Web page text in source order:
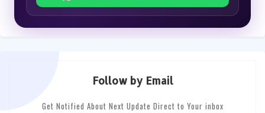
Follow by Email
Get Notified About Next Update Direct to Your inbox